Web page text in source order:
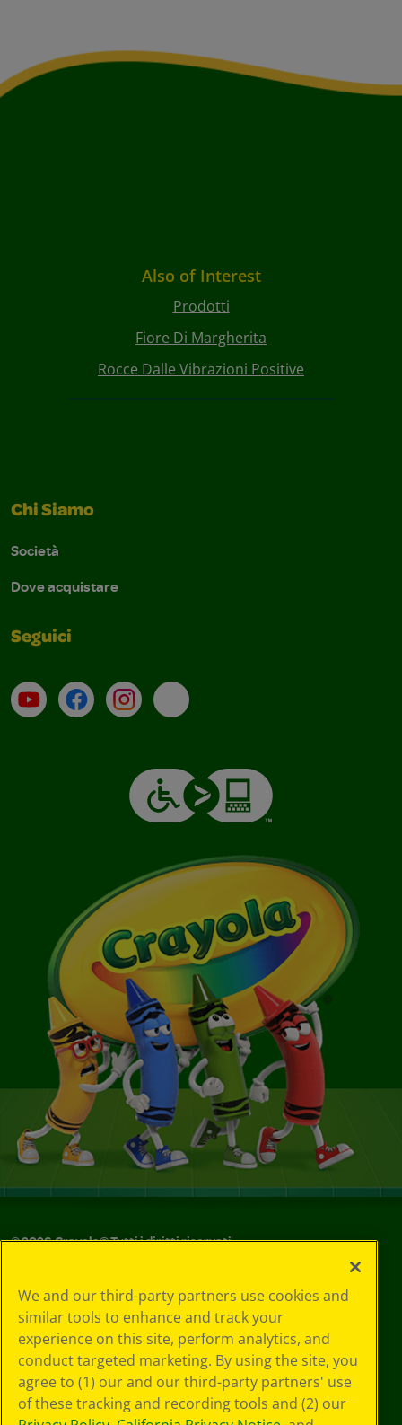
Also of Interest
Prodotti
Fiore Di Margherita
Rocce Dalle Vibrazioni Positive
Chi Siamo
Società
Dove acquistare
Seguici
Su YouTube
ContattiProfilo Instagram
Email
©2026Crayola® Tutti i diritti riservati.
in materia di
privacy
Informativa sulla
privacy
Termini SMS
GDPR
Informativa sulla
We and our third-party partners use cookies and
similar tools to enhance and track your
experience on this site, perform analytics, and
conduct targeted marketing. By using the site, you
agree to (1) our and our third-party partners' use
of these tracking and recording tools and (2) our